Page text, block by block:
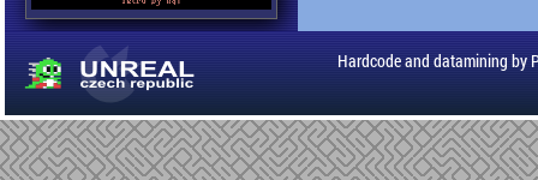
Hardcode and datamining by